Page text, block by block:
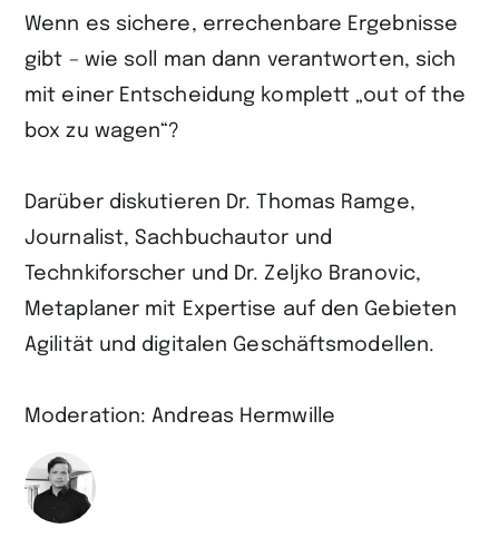
Wenn es sichere, errechenbare Ergebnisse
gibt – wie soll man dann verantworten, sich
mit einer Entscheidung komplett „out of the
box zu wagen“?
Darüber diskutieren Dr. Thomas Ramge,
Journalist, Sachbuchautor und
Technkiforscher und Dr. Zeljko Branovic,
Metaplaner mit Expertise auf den Gebieten
Agilität und digitalen Geschäftsmodellen.
Moderation: Andreas Hermwille